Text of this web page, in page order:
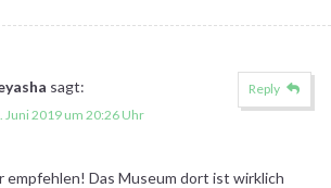
sagt:
Juni 2019 um 20:26 Uhr
empfehlen! Das Museum dort ist wirklich
Reply